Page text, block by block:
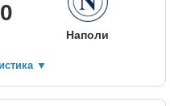
Наполи
▼